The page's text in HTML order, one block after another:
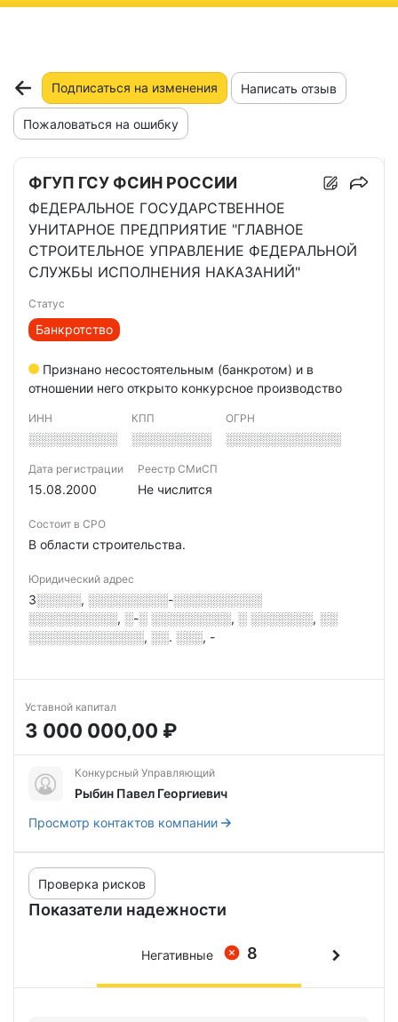
Подписаться на изменения Написать отзыв
Пожаловаться на ошибку
ФГУП ГСУ ФСИН РОССИИ
ФЕДЕРАЛЬНОЕ ГОСУДАРСТВЕННОЕ
УНИТАРНОЕ ПРЕДПРИЯТИЕ "ГЛАВНОЕ
СТРОИТЕЛЬНОЕ УПРАВЛЕНИЕ ФЕДЕРАЛЬНОЙ
СЛУЖБЫ ИСПОЛНЕНИЯ НАКАЗАНИЙ"
Статус
Банкротство
Признано несостоятельным (банкротом) и в
отношении него открыто конкурсное производство
ИНН
░░░░░░░░░░
КПП
░░░░░░░░░
ОГРН
░░░░░░░░░░░░░
Дата регистрации
15.08.2000
Реестр СМиСП
Не числится
Состоит в СРО
В области строительства.
Юридический адрес
3░░░░░, ░░░░░░░░░-░░░░░░░░░░
░░░░░░░░░░, ░-░ ░░░░░░░░░, ░ ░░░░░░░, ░░
░░░░░░░░░░░░░, ░░. ░░░, -
Уставной капитал
3 000 000,00 ₽
Конкурсный Управляющий
Рыбин Павел Георгиевич
Просмотр контактов компании
Показатели надежности
Проверка рисков
8
Негативные